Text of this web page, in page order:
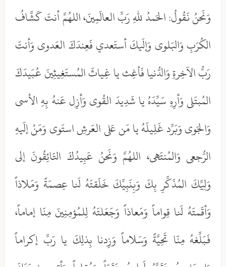
وَنَحنُ نَقُولُ: الحَمدُ للهِ رَبِّ العالَمِينَ، اللهُمَّ أنتَ كَشَّافُ
الكُرَبِ وَالبَلوى وَإلَيكَ أستَعدي فَعِندَكَ العَدوى وَأنتَ
رَبُّ الآخِرةِ وَالدُّنيا فَأغِث يا غِياثَ المُستَغِيثِينَ عُبَيدَكَ
المُبتَلى وَأرِهِ سَيِّدَهُ يا شَدِيدَ القُوى وَأزِل عَنهُ بِهِ الأسى
وَالجَوى وَبَرِّد غَلِيلَهُ يا مَن عَلى العَرشِ استَوى وَمَنْ إلَيهِ
الرُّجعى وَالمُنتَهى، اللهُمَّ وَنَحنُ عَبِيدُكَ التّائِقُونَ إلى
وَلِيِّكَ المُذَكِّرِ بِكَ وَبِنَبِيِّكَ خَلَقتَهُ لَنا عِصمَةً وَمَلاذاً
وَأقَمتَهُ لَنا قِواماً وَمَعاذاً وَجَعَلتَهُ لِلمُؤمِنِينَ مِنّا إماماً،
فَبَلِّغهُ مِنّا تَحِيَّةً وَسَلاماً وَزِدنا بِذلِكَ يا رَبِّ إكراماً